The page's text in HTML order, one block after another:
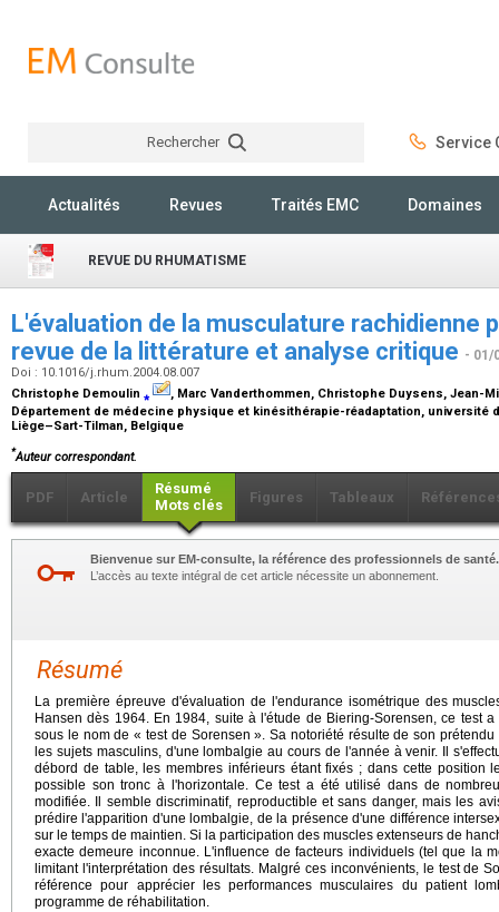
Rechercher Service
Actualités Revues Traités EMC Domaines
REVUE DU RHUMATISME
L'évaluation de la musculature rachidienne
revue de la littérature et analyse critique - 01/
Doi : 10.1016/j.rhum.2004.08.007
Christophe Demoulin ⁎
, Marc Vanderthommen, Christophe Duysens, Jean-
Département de médecine physique et kinésithérapie-réadaptation, université
Liège–Sart-Tilman, Belgique
*Auteur correspondant.
PDF Article
Résumé
Mots clés
Figures Tableaux
Bienvenue sur EM-consulte, la référence des professionnels de santé.
L’accès au texte intégral de cet article nécessite un abonnement.
Résumé
La première épreuve d'évaluation de l'endurance isométrique des
Hansen dès 1964. En 1984, suite à l'étude de Biering-Sorensen, ce test
sous le nom de « test de Sorensen ». Sa notoriété résulte de son
les sujets masculins, d'une lombalgie au cours de l'année à venir. Il
débord de table, les membres inférieurs étant fixés ; dans cette position
possible son tronc à l'horizontale. Ce test a été utilisé dans de
modifiée. Il semble discriminatif, reproductible et sans danger, mais les
prédire l'apparition d'une lombalgie, de la présence d'une différence
sur le temps de maintien. Si la participation des muscles extenseurs de
exacte demeure inconnue. L'influence de facteurs individuels (tel que la
limitant l'interprétation des résultats. Malgré ces inconvénients, le test de
référence pour apprécier les performances musculaires du patient
programme de réhabilitation.